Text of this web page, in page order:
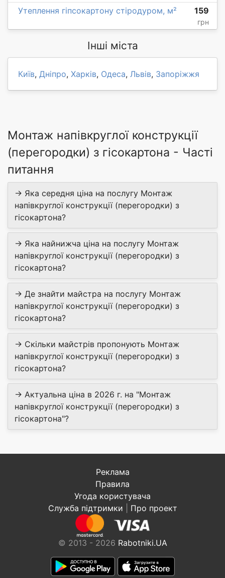
Утеплення гіпсокартону стіродуром, м² 159
грн
Інші міста
Київ, Дніпро, Харків, Одеса, Львів, Запоріжжя
Монтаж напівкруглої конструкції
(перегородки) з гісокартона - Часті
питання
→ Яка середня ціна на послугу Монтаж
напівкруглої конструкції (перегородки) з
гісокартона?
→ Яка найнижча ціна на послугу Монтаж
напівкруглої конструкції (перегородки) з
гісокартона?
→ Де знайти майстра на послугу Монтаж
напівкруглої конструкції (перегородки) з
гісокартона?
→ Скільки майстрів пропонують Монтаж
напівкруглої конструкції (перегородки) з
гісокартона?
→ Актуальна ціна в 2026 г. на "Монтаж
напівкруглої конструкції (перегородки) з
гісокартона"?
Реклама
Правила
Угода користувача
Служба підтримки
Про проект
© 2013 - 2026 Rabotniki.UA